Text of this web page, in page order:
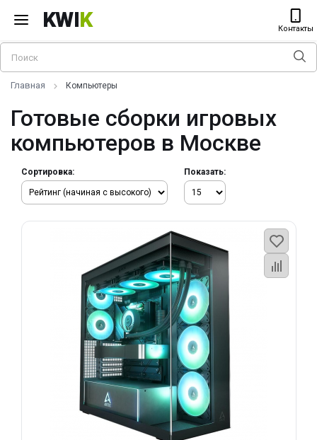
KWIK Контакты
Главная Компьютеры
Готовые сборки игровых
компьютеров в Москве
Сортировка: Показать: